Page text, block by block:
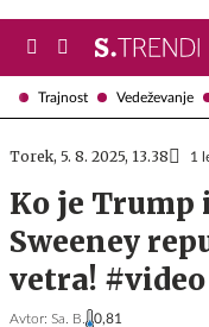
Trajnost Vedeževanje
Torek, 5. 8. 2025, 13.38 1
Ko je Trump
Sweeney
vetra! #video
Avtor: Sa. B. 0,81